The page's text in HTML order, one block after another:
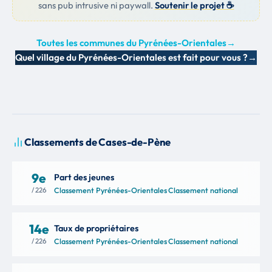
sans pub intrusive ni paywall. Soutenir le projet ☕
Toutes les communes du Pyrénées-Orientales→
Quel village du Pyrénées-Orientales est fait pour vous ? →
Classements de Cases-de-Pène
9e
/ 226
Part des jeunes
Classement Pyrénées-Orientales·Classement national
14e
/ 226
Taux de propriétaires
Classement Pyrénées-Orientales·Classement national